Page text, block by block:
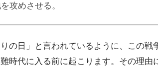
攻めさせる。
の日」と言われているように、この戦
時代に入る前に起こります。その理由